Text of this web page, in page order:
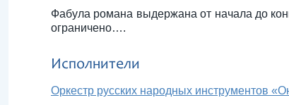
Фабула романа выдержана от начала до
ограничено….
Исполнители
Оркестр русских народных инструментов